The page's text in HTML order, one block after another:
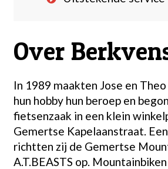
Over
In 1989 maakten Jose en
hun hobby hun beroep en
fietsenzaak in een klein
Gemertse Kapelaanstraat.
richtten zij de Gemertse
A.T.BEASTS op.